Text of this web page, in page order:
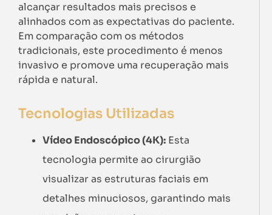
alcançar resultados mais precisos e
alinhados com as expectativas do paciente.
Em comparação com os métodos
tradicionais, este procedimento é menos
invasivo e promove uma recuperação mais
rápida e natural.
Tecnologias Utilizadas
Vídeo Endoscópico (4K): Esta
tecnologia permite ao cirurgião
visualizar as estruturas faciais em
detalhes minuciosos, garantindo mais